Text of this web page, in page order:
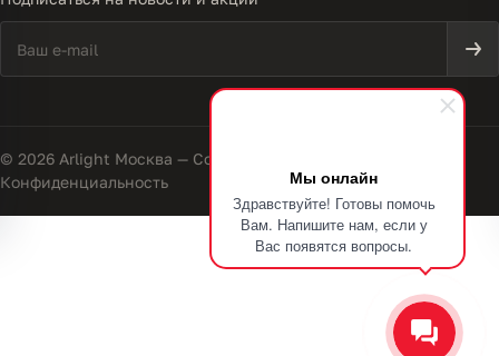
Мы онлайн
Здравствуйте! Готовы помочь
Вам. Напишите нам, если у
Вас появятся вопросы.
© 2026 Arlight Москва — Совершенство света
Конфиденциальность